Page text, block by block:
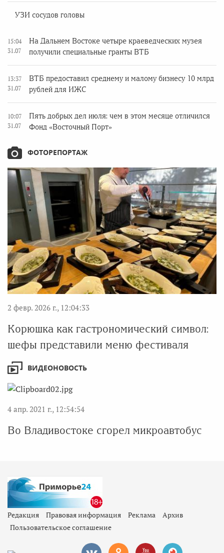
УЗИ сосудов головы
15:04
31.07
На Дальнем Востоке четыре краеведческих музея
получили специальные гранты ВТБ
13:37
31.07
ВТБ предоставил среднему и малому бизнесу 10 млрд
рублей для ИЖС
10:07
31.07
Пять добрых дел июля: чем в этом месяце отличился
Фонд «Восточный Порт»
ФОТОРЕПОРТАЖ
2 февр. 2026 г., 12:04:33
Корюшка как гастрономический символ:
шефы представили меню фестиваля
ВИДЕОНОВОСТЬ
4 апр. 2021 г., 12:54:54
Во Владивостоке сгорел микроавтобус
Редакция Правовая информация Реклама
Архив
Пользовательское соглашение